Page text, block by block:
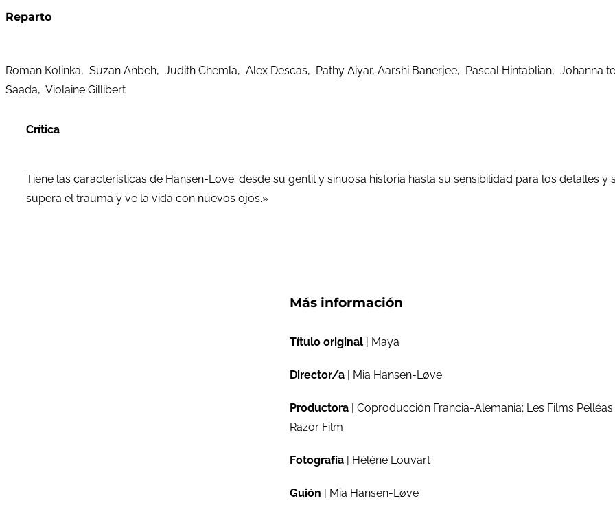
Reparto
Roman Kolinka, Suzan Anbeh, Judith Chemla, Alex Descas, Pathy Aiyar, Aarshi Banerjee, Pascal Hintablian, Johanna
Saada, Violaine Gillibert
Crítica
Tiene las características de Hansen-Love: desde su gentil y sinuosa historia hasta su sensibilidad para los detalles
supera el trauma y ve la vida con nuevos ojos.»
Más información
Título original | Maya
Director/a | Mia Hansen-Løve
Productora | Coproducción Francia-Alemania; Les Films
Razor Film
Fotografía | Hélène Louvart
Guión | Mia Hansen-Løve